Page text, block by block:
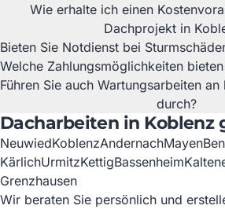
Wie erhalte ich einen
Dachprojekt in
Bieten Sie Notdienst bei
Welche Zahlungsmöglichkeiten
Führen Sie auch Wartungsarbeiten
durch?
Dacharbeiten in Koblenz
NeuwiedKoblenzAndernachMayen
KärlichUrmitzKettigBassenheim
Grenzhausen
Wir beraten Sie persönlich und